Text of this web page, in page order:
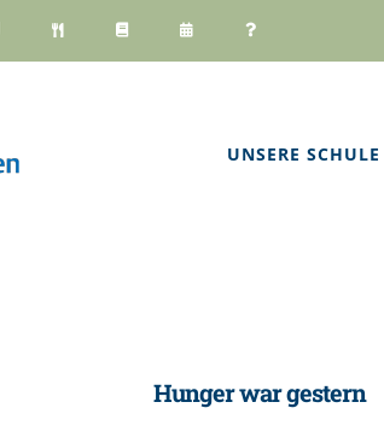
UNSERE SCHULE
Hunger war gestern